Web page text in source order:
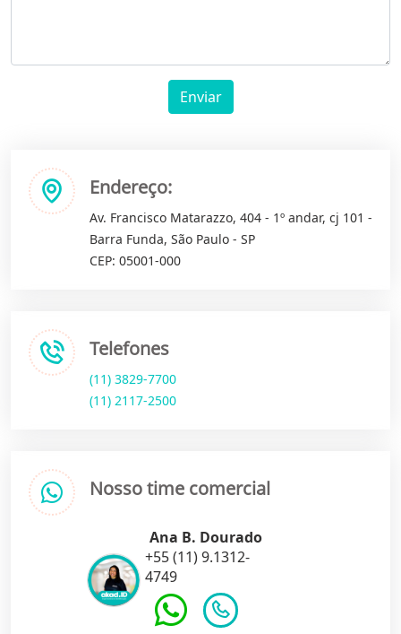
Enviar
Endereço:
Av. Francisco Matarazzo, 404 - 1º andar, cj 101 -
Barra Funda, São Paulo - SP
CEP: 05001-000
Telefones
(11) 3829-7700
(11) 2117-2500
Nosso time comercial
Ana B. Dourado
+55 (11) 9.1312-
4749